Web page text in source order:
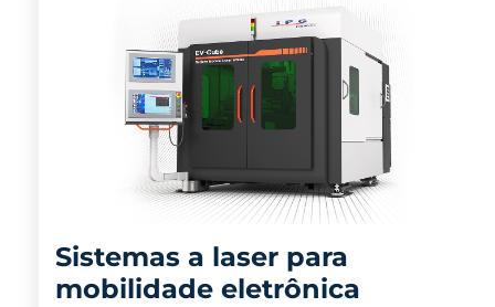
Sistemas a laser para
mobilidade eletrônica